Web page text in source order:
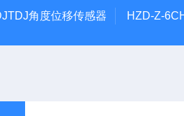
角度位移传感器 HZD-Z-